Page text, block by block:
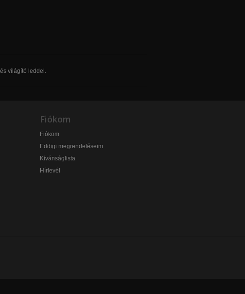
világító leddel.
Fiókom
Fiókom
Eddigi megrendeléseim
Kívánságlista
Hírlevél